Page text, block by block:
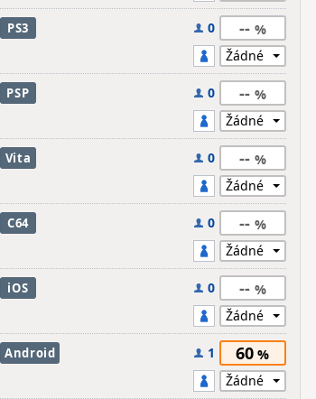
PS3 0 --
PSP 0 --
Vita 0 --
C64 0 --
iOS 0 --
Android 1 60